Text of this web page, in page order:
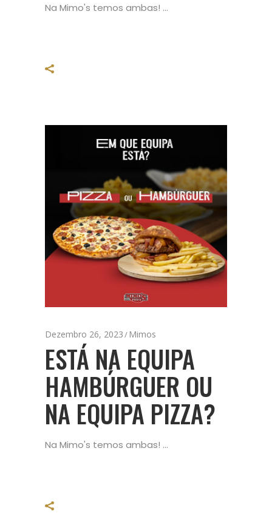
Na Mimo's temos ambas!
Dezembro 26, 2023 Mimos
ESTÁ NA EQUIPA
HAMBÚRGUER OU
NA EQUIPA PIZZA?
Na Mimo's temos ambas!